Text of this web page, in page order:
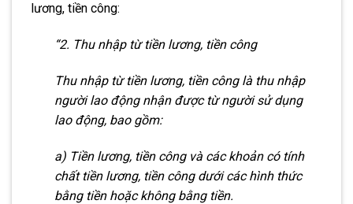
lương, tiền công:
“2. Thu nhập từ tiền lương, tiền công
Thu nhập từ tiền lương, tiền công là thu nhập
người lao động nhận được từ người sử dụng
lao động, bao gồm:
a) Tiền lương, tiền công và các khoản có tính
chất tiền lương, tiền công dưới các hình thức
bằng tiền hoặc không bằng tiền.